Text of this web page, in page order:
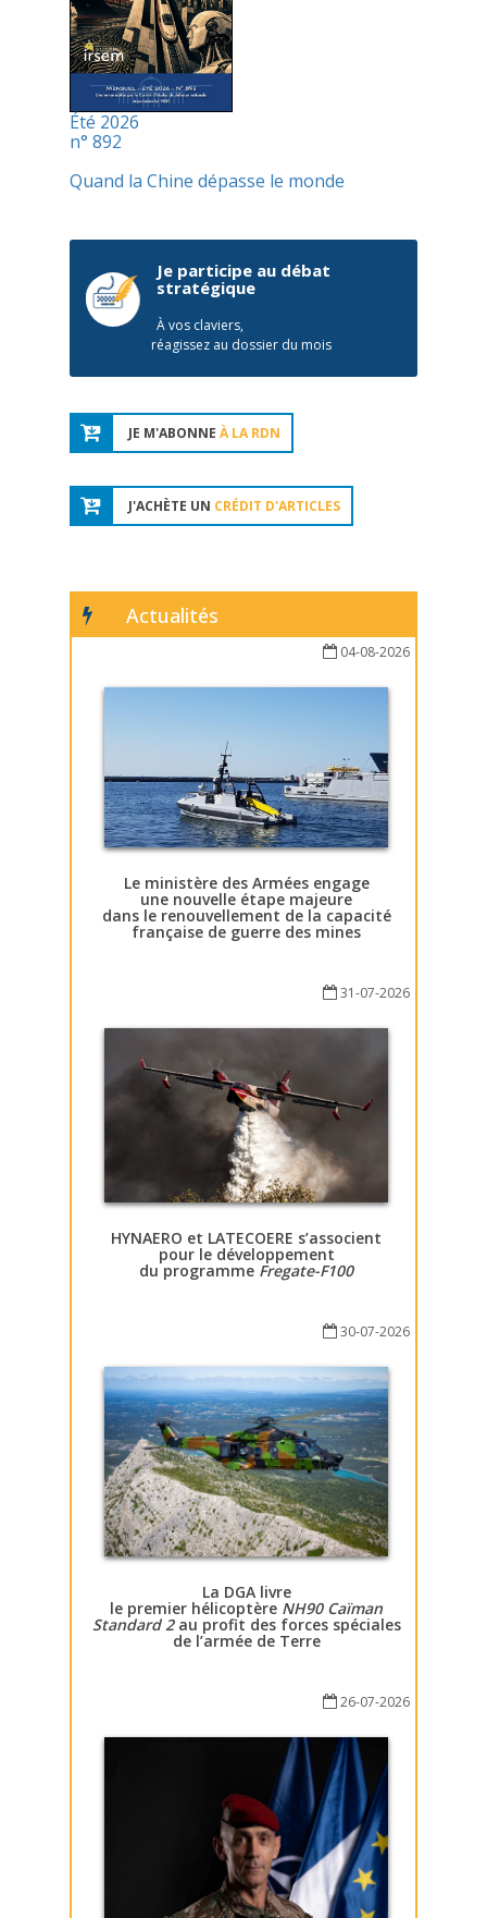
Été 2026
n° 892
Quand la Chine dépasse le monde
Je participe au débat
stratégique
À vos claviers,
réagissez au dossier du mois
JE M'ABONNE À LA RDN
J'ACHÈTE UN CRÉDIT D'ARTICLES
Actualités
04-08-2026
Le ministère des Armées engage
une nouvelle étape majeure
dans le renouvellement de la capacité
française de guerre des mines
31-07-2026
HYNAERO et LATECOERE s’associent
pour le développement
du programme Fregate-F100
30-07-2026
La DGA livre
le premier hélicoptère NH90 Caïman
Standard 2au profit des forces spéciales
de l’armée de Terre
26-07-2026